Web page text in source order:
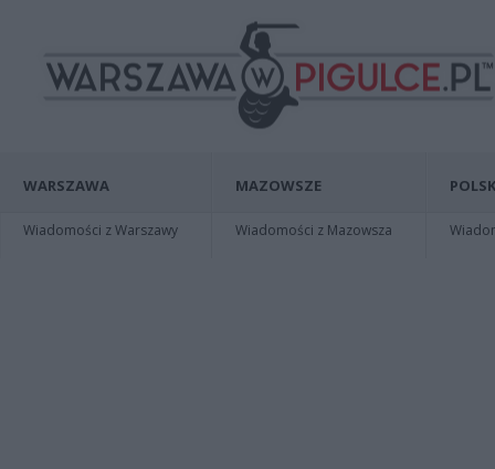
WARSZAWA
Wiadomości z Warszawy
MAZOWSZE
Wiadomości z Mazowsza